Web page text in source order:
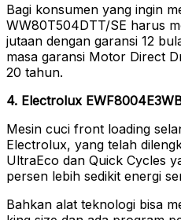
Bagi konsumen yang ingin
WW80T504DTT/SE harus
jutaan dengan garansi 12
masa garansi Motor Direct
20 tahun.
4. Electrolux
Mesin cuci front loading
Electrolux, yang telah
UltraEco dan Quick Cycles
persen lebih sedikit energi
Bahkan alat teknologi bisa